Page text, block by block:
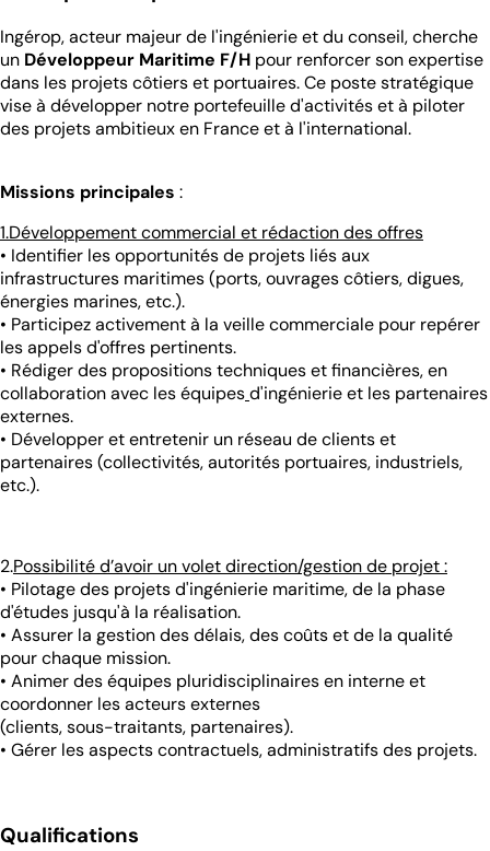
Ingérop, acteur majeur de l'ingénierie et du conseil, cherche
un Développeur Maritime F/H pour renforcer son expertise
dans les projets côtiers et portuaires. Ce poste stratégique
vise à développer notre portefeuille d'activités et à piloter
des projets ambitieux en France et à l'international.
Missions principales :
1.Développement commercial et rédaction des offres
• Identifier les opportunités de projets liés aux
infrastructures maritimes (ports, ouvrages côtiers, digues,
énergies marines, etc.).
• Participez activement à la veille commerciale pour repérer
les appels d'offres pertinents.
• Rédiger des propositions techniques et financières, en
collaboration avec les équipesd'ingénierie et les partenaires
externes.
• Développer et entretenir un réseau de clients et
partenaires (collectivités, autorités portuaires, industriels,
etc.).
2.Possibilité d’avoir un volet direction/gestion de projet :
• Pilotage des projets d'ingénierie maritime, de la phase
d'études jusqu'à la réalisation.
• Assurer la gestion des délais, des coûts et de la qualité
pour chaque mission.
• Animer des équipes pluridisciplinaires en interne et
coordonner les acteurs externes
(clients, sous-traitants, partenaires).
• Gérer les aspects contractuels, administratifs des projets.
Qualifications